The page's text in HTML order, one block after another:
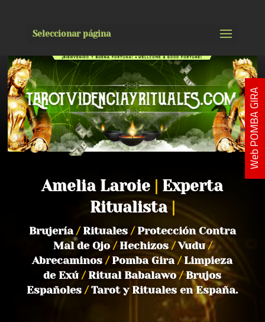
Seleccionar página
Amelia Laroie
Experta
Ritualista
Brujería /Rituales /Protección Contra
Mal de Ojo /Hechizos/Vudu/
Abrecaminos/Pomba Gira/Limpieza
de Exú/Ritual Babalawo/Brujos
Españoles/Tarot y Rituales en España.
Web POMBA GIRA